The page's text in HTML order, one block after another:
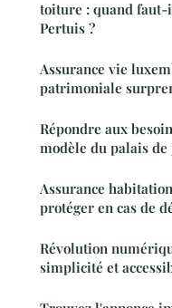
toiture : quand
Pertuis ?
Assurance vie
patrimoniale
Répondre aux
modèle du palais
Assurance
protéger en cas de
Révolution
simplicité et